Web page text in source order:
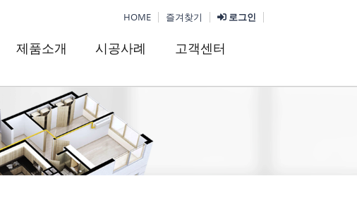
HOME 즐겨찾기 로그인
제품소개 시공사례 고객센터